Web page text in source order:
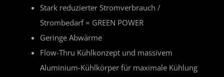
Stark reduzierter Stromverbrauch /
Strombedarf = GREEN POWER
Geringe Abwärme
Flow-Thru Kühlkonzept und massivem
Aluminium-Kühlkörper für maximale Kühlung